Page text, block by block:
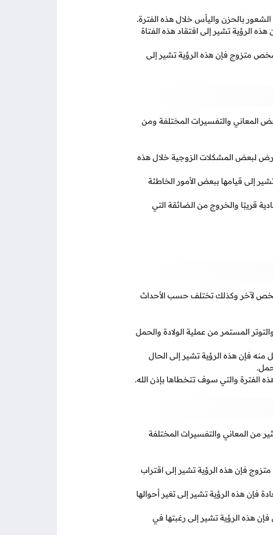
بالحزن واليأس خلال هذه الفترة.
الرؤية تشير إلى افتقاد هذه الفتاة
متزوج فإن هذه الرؤية تشير إلى
المعاني والتفسيرات المختلفة ومن
لبعض المشكلات الزوجية خلال هذه
إلى قيامها ببعض الأمور الخاطئة
قريبًا والخروج من الضائقة التي
شخص لآخر وكذلك تختلف حسب الأحداث
المستمر من عملية الولادة والحمل
فإن هذه الرؤية تشير إلى الحال
الفترة والتي سوف تتخطاها بإذن الله.
من المعاني والتفسيرات المختلفة
فإن هذه الرؤية تشير إلى اقتراب
هذه الرؤية تشير إلى تغير أحوالها
هذه الرؤية تشير إلى رغبتها في